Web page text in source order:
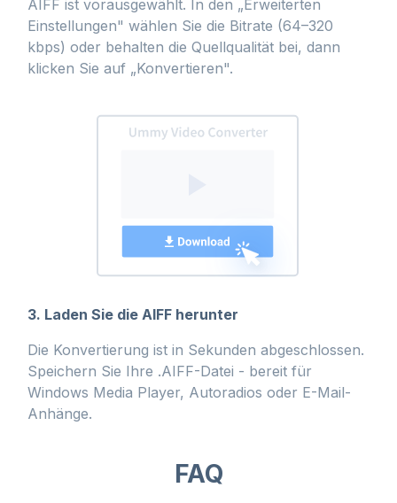
AIFF ist vorausgewählt. In den „Erweiterten
Einstellungen" wählen Sie die Bitrate (64–320
kbps) oder behalten die Quellqualität bei, dann
klicken Sie auf „Konvertieren".
3. Laden Sie die AIFF herunter
Die Konvertierung ist in Sekunden abgeschlossen.
Speichern Sie Ihre .AIFF-Datei - bereit für
Windows Media Player, Autoradios oder E-Mail-
Anhänge.
FAQ